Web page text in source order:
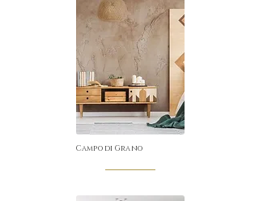
Campo di Grano